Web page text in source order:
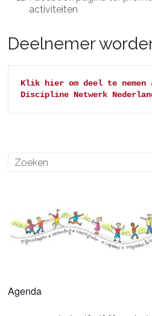
activiteiten
Deelnemer
Klik hier om deel te nemen
Discipline Netwerk
Agenda